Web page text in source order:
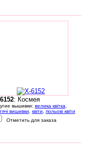
: Космея
вышивки: велика квітка
вишивки
квіти
польові квіти
Отметить для заказа